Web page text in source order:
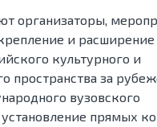
организаторы,
и расширение
культурного и
пространства за
вузовского
установление прямых